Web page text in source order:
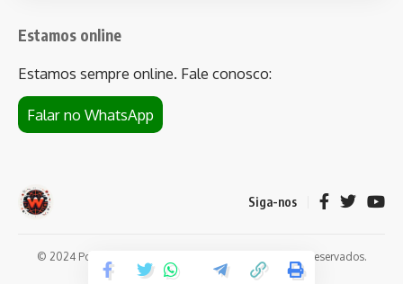
Estamos online
Estamos sempre online. Fale conosco:
Falar no WhatsApp
Siga-nos
© 2024 Portal de notícias Web Flush. Todos os direitos reservados.
Conheça
Bet da Sorte.